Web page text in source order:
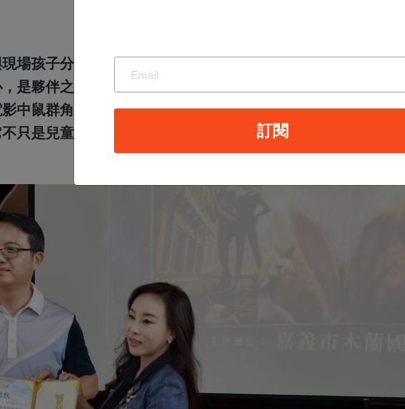
場孩子分享電影中的角色故事。她表示，影片雖以「詐騙」作
是夥伴之間如何從欺騙走向信任，並在面對真實與邪惡時學會
中鼠群角色鮮明可愛，甚至比主角貓咪更令人印象深刻，而整
只是兒童動畫，更是一部能讓不同年齡層觀眾都產生共鳴與反
訂閱